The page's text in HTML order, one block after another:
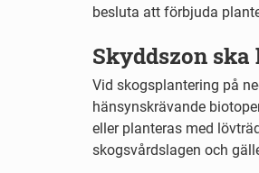
besluta att förbjuda
Skyddszon ska
Vid skogsplantering på
hänsynskrävande
eller planteras med
skogsvårdslagen och